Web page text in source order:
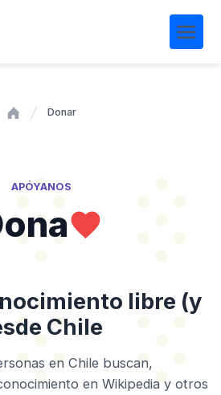
Donar
APÓYANOS
libre (y
Chile
en Chile buscan,
en Wikipedia y otros